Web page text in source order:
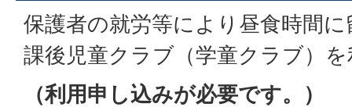
保護者の就労等により昼食時間
課後児童クラブ（学童クラブ）
（利用申し込みが必要です。）